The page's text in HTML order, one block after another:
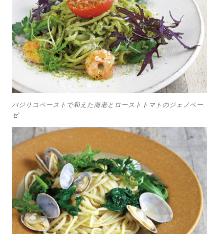
バジリコペーストで和えた海老とローストトマトのジェノベー
ゼ